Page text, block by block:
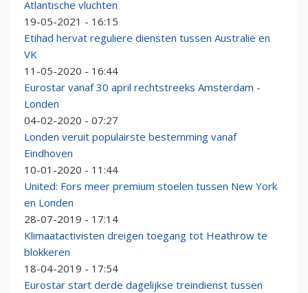
Atlantische vluchten
19-05-2021 - 16:15
Etihad hervat reguliere diensten tussen Australië en
VK
11-05-2020 - 16:44
Eurostar vanaf 30 april rechtstreeks Amsterdam -
Londen
04-02-2020 - 07:27
Londen veruit populairste bestemming vanaf
Eindhoven
10-01-2020 - 11:44
United: Fors meer premium stoelen tussen New York
en Londen
28-07-2019 - 17:14
Klimaatactivisten dreigen toegang tot Heathrow te
blokkeren
18-04-2019 - 17:54
Eurostar start derde dagelijkse treindienst tussen